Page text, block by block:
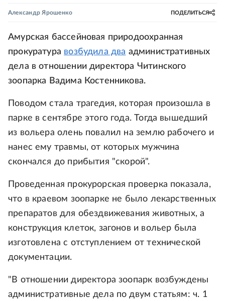
Александр Ярошенко ПОДЕЛИТЬСЯ
Амурская бассейновая природоохранная
прокуратура возбудила два административных
дела в отношении директора Читинского
зоопарка Вадима Костенникова.
Поводом стала трагедия, которая произошла в
парке в сентябре этого года. Тогда вышедший
из вольера олень повалил на землю рабочего и
нанес ему травмы, от которых мужчина
скончался до прибытия "скорой".
Проведенная прокурорская проверка показала,
что в краевом зоопарке не было лекарственных
препаратов для обездвижевания животных, а
конструкция клеток, загонов и вольер была
изготовлена с отступлением от технической
документации.
"В отношении директора зоопарк возбуждены
административные дела по двум статьям: ч. 1